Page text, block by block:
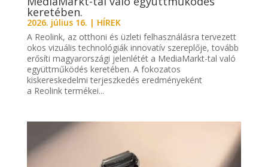
keretében.
2026. július 16. | HÍREK
A Reolink, az otthoni és üzleti felhasználásra tervezett
okos vizuális technológiák innovatív szereplője, tovább
erősíti magyarországi jelenlétét a MediaMarkt-tal való
együttműködés keretében. A fokozatos
kiskereskedelmi terjeszkedés eredményeként
a Reolink termékei...